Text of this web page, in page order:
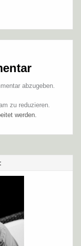
abzugeben.
zu reduzieren.
werden.